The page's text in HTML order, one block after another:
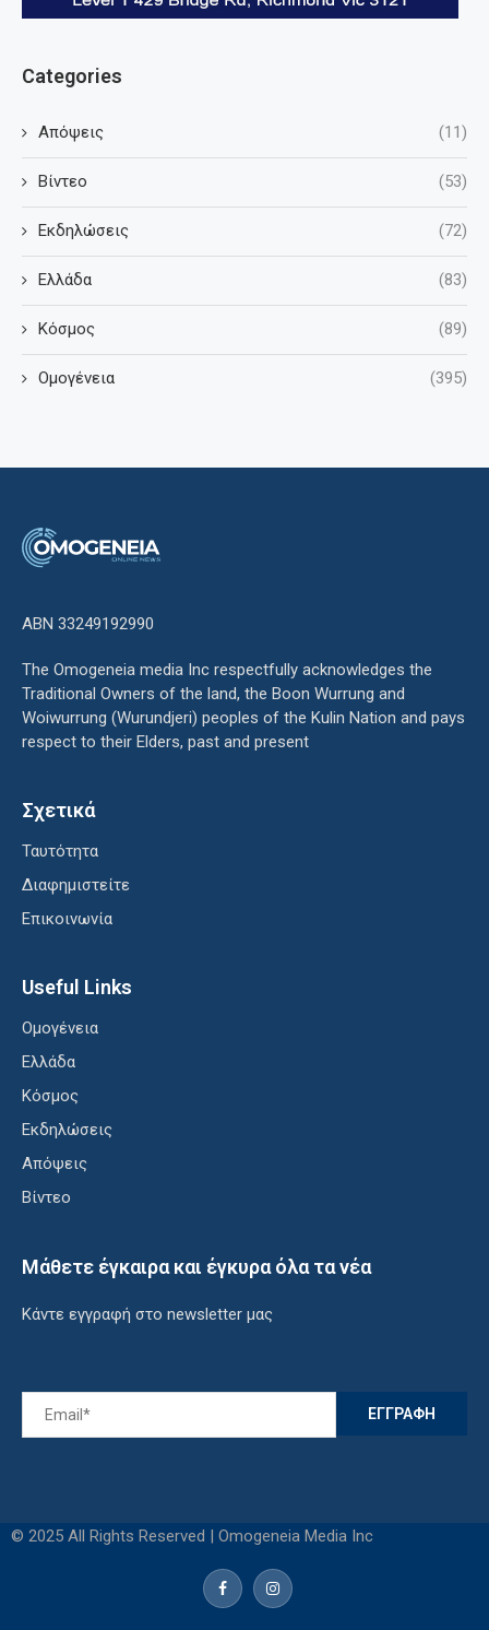
Categories
Απόψεις (11)
Βίντεο (53)
Εκδηλώσεις (72)
Ελλάδα (83)
Κόσμος (89)
Ομογένεια (395)
ΑΒΝ 33249192990
The Omogeneia media Inc respectfully acknowledges the
Traditional Owners of the land, the Boon Wurrung and
Woiwurrung (Wurundjeri) peoples of the Kulin Nation and pays
respect to their Elders, past and present
Σχετικά
Ταυτότητα
Διαφημιστείτε
Επικοινωνία
Useful Links
Ομογένεια
Ελλάδα
Κόσμος
Εκδηλώσεις
Απόψεις
Βίντεο
Μάθετε έγκαιρα και έγκυρα όλα τα νέα
Κάντε εγγραφή στο newsletter μας
© 2025 All Rights Reserved | Omogeneia Media Inc